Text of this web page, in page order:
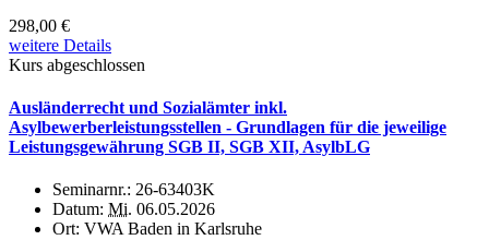
298,00 €
weitere Details
Kurs abgeschlossen
Ausländerrecht und Sozialämter inkl.
Asylbewerberleistungsstellen - Grundlagen für die jeweilige
Leistungsgewährung SGB II, SGB XII, AsylbLG
Seminarnr.: 26-63403K
Datum: Mi. 06.05.2026
Ort: VWA Baden in Karlsruhe